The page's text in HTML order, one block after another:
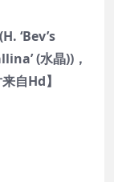
‘Bev’s
(水晶))，
自Hd】